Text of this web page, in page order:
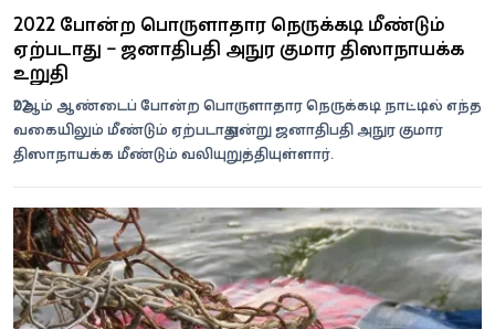
2022 போன்ற பொருளாதார நெருக்கடி மீண்டும்
ஏற்படாது – ஜனாதிபதி அநுர குமார திஸாநாயக்க
உறுதி
2022ஆம் ஆண்டைப் போன்ற பொருளாதார நெருக்கடி நாட்டில் எந்த
வகையிலும் மீண்டும் ஏற்படாது என்று ஜனாதிபதி அநுர குமார
திஸாநாயக்க மீண்டும் வலியுறுத்தியுள்ளார்.